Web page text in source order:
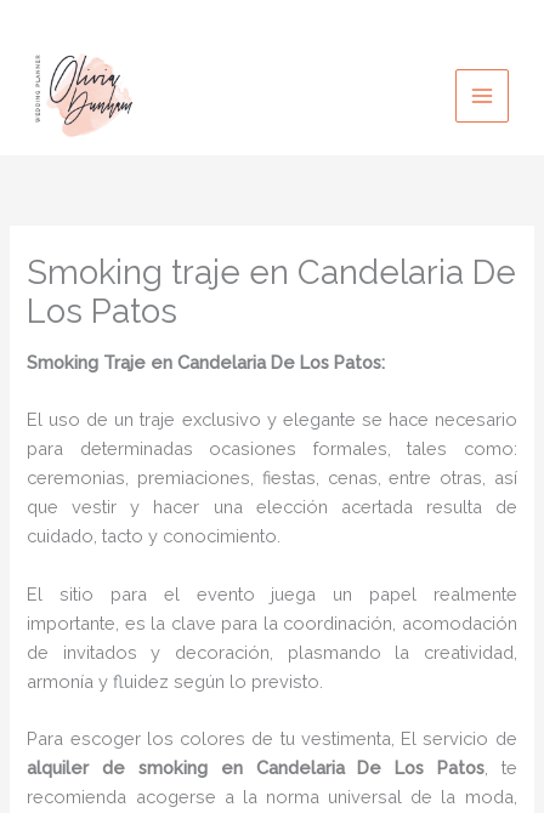
contenido
Smoking traje en Candelaria De
Los Patos
Smoking Traje en Candelaria De Los Patos:
El uso de un traje exclusivo y elegante se hace necesario
para determinadas ocasiones formales, tales como:
ceremonias, premiaciones, fiestas, cenas, entre otras, así
que vestir y hacer una elección acertada resulta de
cuidado, tacto y conocimiento.
El sitio para el evento juega un papel realmente
importante, es la clave para la coordinación, acomodación
de invitados y decoración, plasmando la creatividad,
armonía y fluidez según lo previsto.
Para escoger los colores de tu vestimenta, El servicio de
alquiler de smoking en Candelaria De Los Patos, te
recomienda acogerse a la norma universal de la moda,